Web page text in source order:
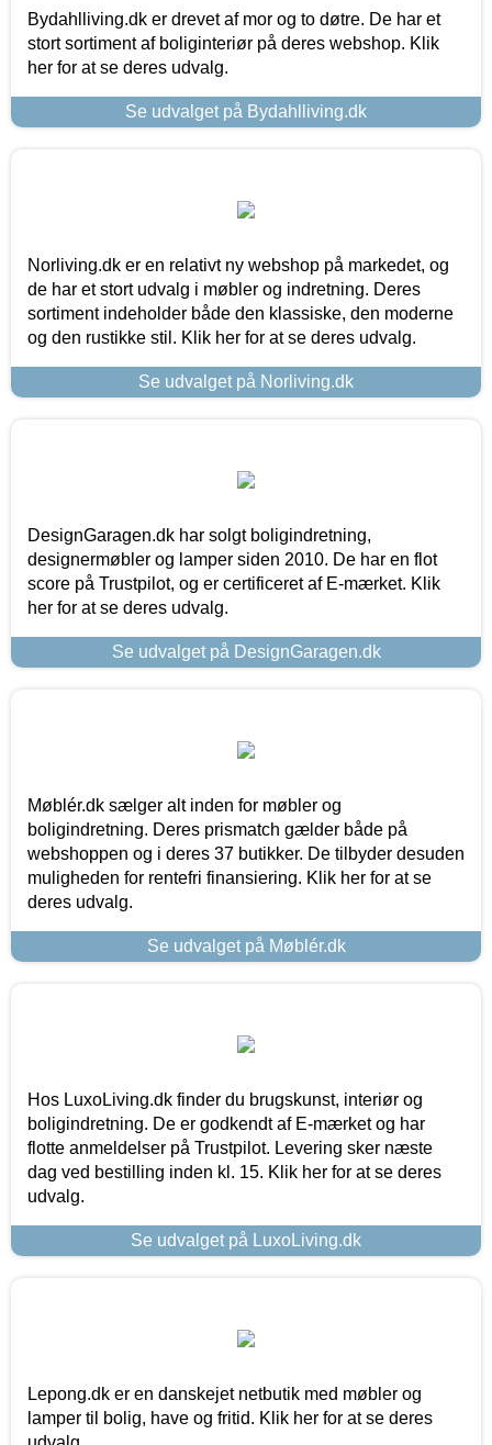
Bydahlliving.dk er drevet af mor og to døtre. De har et
stort sortiment af boliginteriør på deres webshop. Klik
her for at se deres udvalg.
Se udvalget på Bydahlliving.dk
Norliving.dk er en relativt ny webshop på markedet, og
de har et stort udvalg i møbler og indretning. Deres
sortiment indeholder både den klassiske, den moderne
og den rustikke stil. Klik her for at se deres udvalg.
Se udvalget på Norliving.dk
DesignGaragen.dk har solgt boligindretning,
designermøbler og lamper siden 2010. De har en flot
score på Trustpilot, og er certificeret af E-mærket. Klik
her for at se deres udvalg.
Se udvalget på DesignGaragen.dk
Møblér.dk sælger alt inden for møbler og
boligindretning. Deres prismatch gælder både på
webshoppen og i deres 37 butikker. De tilbyder desuden
muligheden for rentefri finansiering. Klik her for at se
deres udvalg.
Se udvalget på Møblér.dk
Hos LuxoLiving.dk finder du brugskunst, interiør og
boligindretning. De er godkendt af E-mærket og har
flotte anmeldelser på Trustpilot. Levering sker næste
dag ved bestilling inden kl. 15. Klik her for at se deres
udvalg.
Se udvalget på LuxoLiving.dk
Lepong.dk er en danskejet netbutik med møbler og
lamper til bolig, have og fritid. Klik her for at se deres